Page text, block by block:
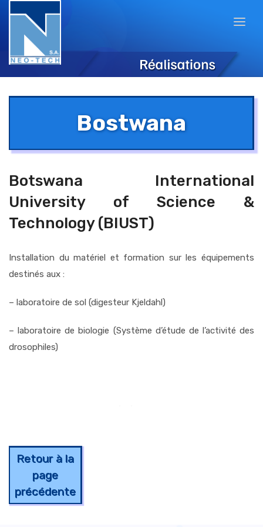
Bostwana
Botswana International
University of Science &
Technology (BIUST)
Installation du matériel et formation sur les équipements
destinés aux :
– laboratoire de sol (digesteur Kjeldahl)
– laboratoire de biologie (Système d’étude de l’activité des
drosophiles)
Retour à la
page
précédente